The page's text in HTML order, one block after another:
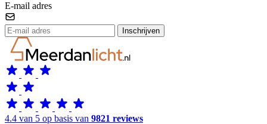
E-mail adres
Inschrijven
4.4 van 5 op basis van 9821 reviews